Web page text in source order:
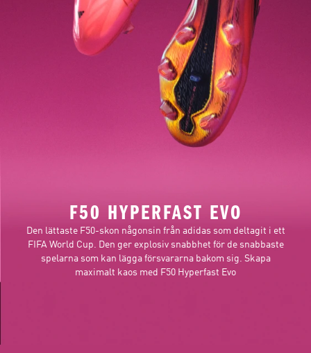
F50 HYPERFAST EVO
Den lättaste F50-skon någonsin från adidas som deltagit i ett
FIFA World Cup. Den ger explosiv snabbhet för de snabbaste
spelarna som kan lägga försvararna bakom sig. Skapa
maximalt kaos med F50 Hyperfast Evo